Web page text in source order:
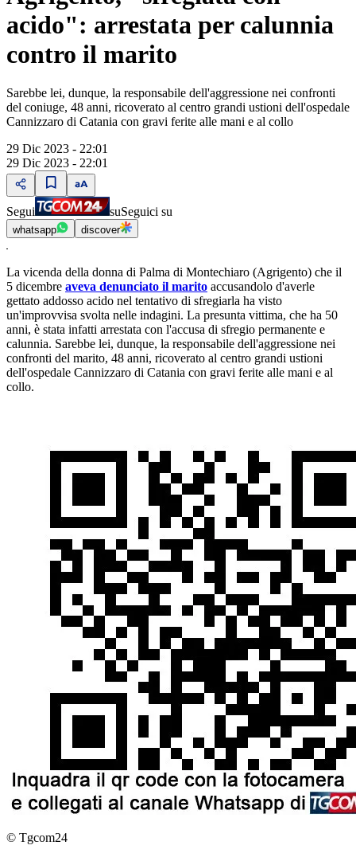
acido": arrestata per calunnia
contro il marito
Sarebbe lei, dunque, la responsabile dell'aggressione nei confronti
del coniuge, 48 anni, ricoverato al centro grandi ustioni dell'ospedale
Cannizzaro di Catania con gravi ferite alle mani e al collo
29 Dic 2023 - 22:01
29 Dic 2023 - 22:01
Segui suSeguici su
whatsapp discover
La vicenda della donna di Palma di Montechiaro (Agrigento) che il
5 dicembre aveva denunciato il marito accusandolo d'averle
gettato addosso acido nel tentativo di sfregiarla ha visto
un'improvvisa svolta nelle indagini. La presunta vittima, che ha 50
anni, è stata infatti arrestata con l'accusa di sfregio permanente e
calunnia. Sarebbe lei, dunque, la responsabile dell'aggressione nei
confronti del marito, 48 anni, ricoverato al centro grandi ustioni
dell'ospedale Cannizzaro di Catania con gravi ferite alle mani e al
collo.
© Tgcom24